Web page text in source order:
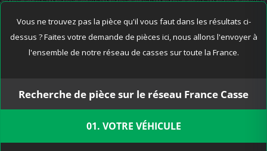
Vous ne trouvez pas la pièce qu'il vous faut dans les résultats ci-
dessus ? Faites votre demande de pièces ici, nous allons l'envoyer à
l'ensemble de notre réseau de casses sur toute la France.
Recherche de pièce sur le réseau France Casse
01. VOTRE VÉHICULE